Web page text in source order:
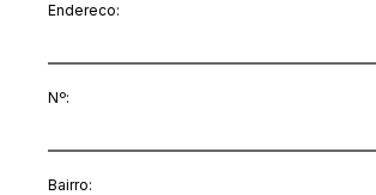
Endereco:
Nº:
Bairro: